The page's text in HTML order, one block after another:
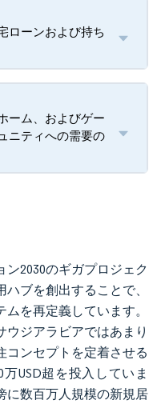
ローンおよび持ち
ーム、およびゲー
ニティへの需要の
2030のギガプロジェク
ブを創出することで、
を再定義しています。
ウジアラビアではあまり
コンセプトを定着させる
USD超を投入していま
に数百万人規模の新規居